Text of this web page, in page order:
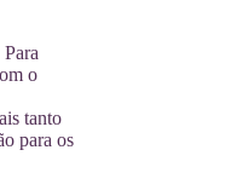
o
tanto
para os